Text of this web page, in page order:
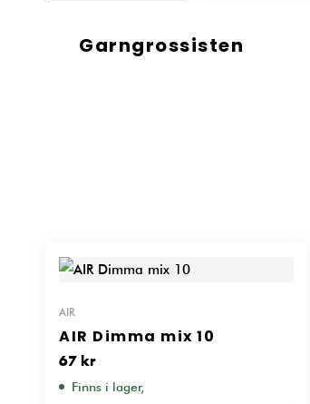
Garngrossisten
AIR
AIR Dimma mix 10
67 kr
Finns i lager,